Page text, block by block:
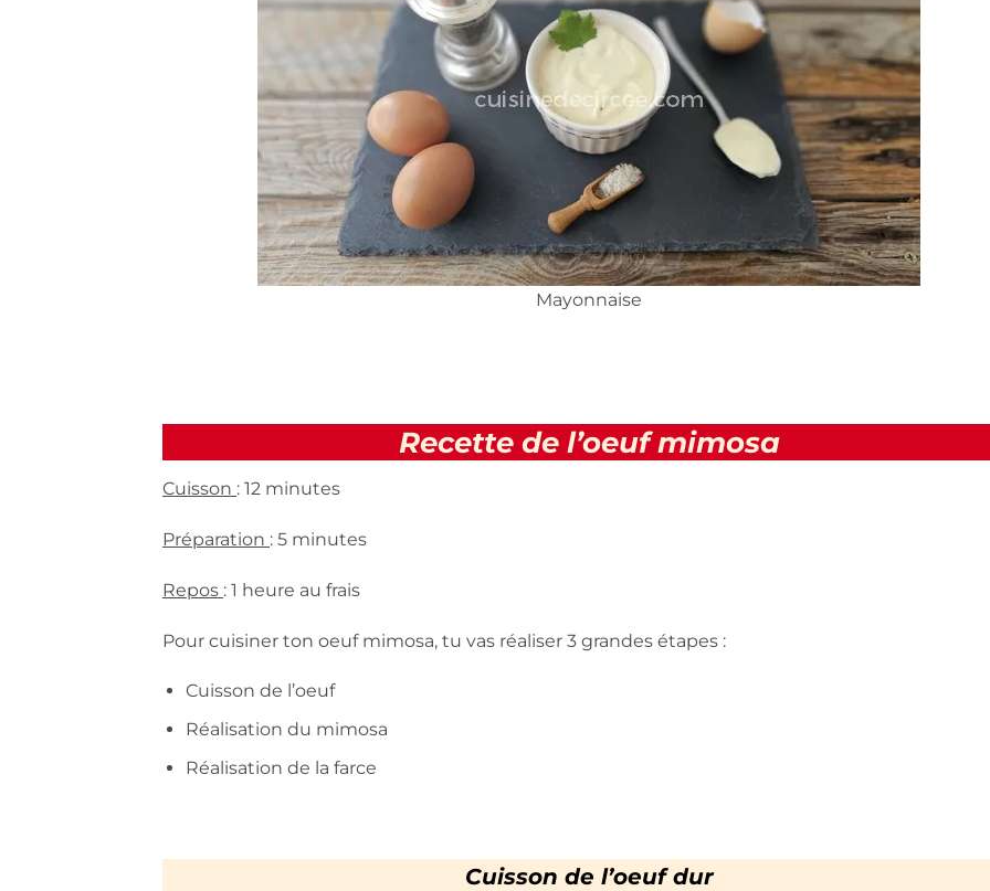
Mayonnaise
Recette de l’oeuf mimosa
Cuisson : 12 minutes
Préparation : 5 minutes
Repos : 1 heure au frais
Pour cuisiner ton oeuf mimosa, tu vas réaliser 3 grandes étapes :
Cuisson de l’oeuf
Réalisation du mimosa
Réalisation de la farce
Cuisson de l’oeuf dur